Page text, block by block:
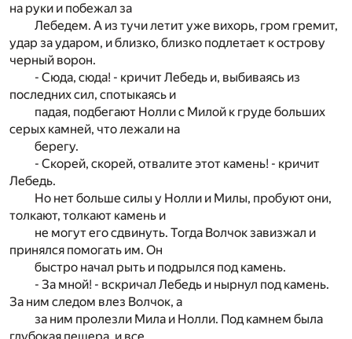
на руки и побежал за
Лебедем. А из тучи летит уже вихорь, гром гремит,
удар за ударом, и близко, близко подлетает к острову
черный ворон.
- Сюда, сюда! - кричит Лебедь и, выбиваясь из
последних сил, спотыкаясь и
падая, подбегают Нолли с Милой к груде больших
серых камней, что лежали на
берегу.
- Скорей, скорей, отвалите этот камень! - кричит
Лебедь.
Но нет больше силы у Нолли и Милы, пробуют они,
толкают, толкают камень и
не могут его сдвинуть. Тогда Волчок завизжал и
принялся помогать им. Он
быстро начал рыть и подрылся под камень.
- За мной! - вскричал Лебедь и нырнул под камень.
За ним следом влез Волчок, а
за ним пролезли Мила и Нолли. Под камнем была